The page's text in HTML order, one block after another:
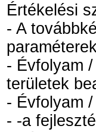
Értékelési
- A
- Évfolyam
területek
- Évfolyam
- -a